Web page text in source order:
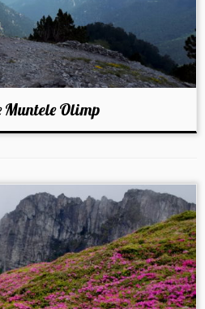
Muntele Olimp